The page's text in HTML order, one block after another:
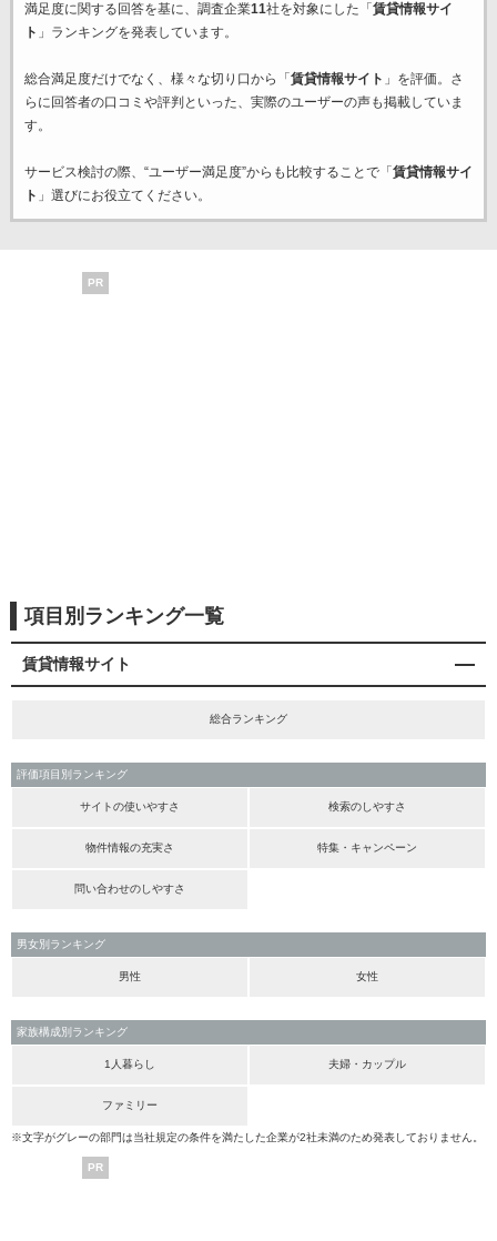
満足度に関する回答を基に、調査企業11社を対象にした「 賃貸情報サイ
ト 」ランキングを発表しています。
総合満足度だけでなく、様々な切り口から「 賃貸情報サイト 」を評価。さ
らに回答者の口コミや評判といった、実際のユーザーの声も掲載していま
す。
サービス検討の際、“ユーザー満足度”からも比較することで「 賃貸情報サイ
ト 」選びにお役立てください。
PR
項目別ランキング一覧
賃貸情報サイト
総合ランキング
評価項目別ランキング
サイトの使いやすさ 検索のしやすさ
物件情報の充実さ 特集・キャンペーン
問い合わせのしやすさ
男女別ランキング
男性 女性
家族構成別ランキング
1人暮らし 夫婦・カップル
ファミリー
※文字がグレーの部門は当社規定の条件を満たした企業が2社未満のため発表しておりません。
PR